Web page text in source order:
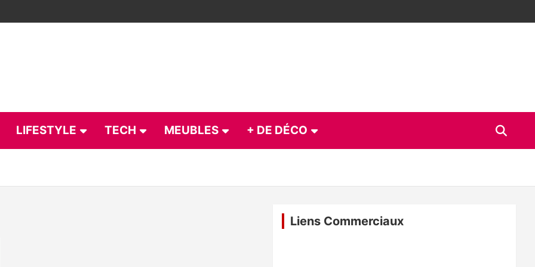
LIFESTYLE TECH MEUBLES + DE DÉCO
Liens Commerciaux